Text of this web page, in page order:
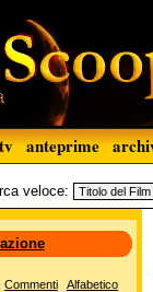
anteprime
veloce:
Commenti Alfabetico